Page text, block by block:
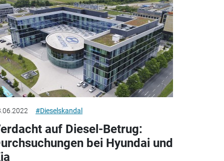
#Dieselskandal
auf Diesel-Betrug:
bei Hyundai und